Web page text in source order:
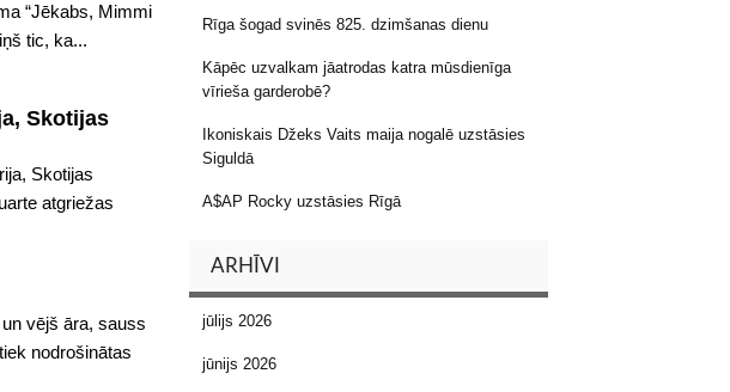
“Jēkabs, Mimmi
tic, ka...
Skotijas
Skotijas
atgriežas
vējš āra, sauss
nodrošinātas
Rīga šogad svinēs 825. dzimšanas dienu
Kāpēc uzvalkam jāatrodas katra mūsdienīga
vīrieša garderobē?
Ikoniskais Džeks Vaits maija nogalē uzstāsies
Siguldā
A$AP Rocky uzstāsies Rīgā
ARHĪVI
jūlijs 2026
jūnijs 2026